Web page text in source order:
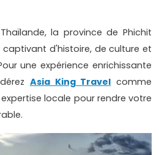
la province de Phichit
d'histoire, de culture et
une expérience enrichissante
Asia King Travel comme
locale pour rendre votre